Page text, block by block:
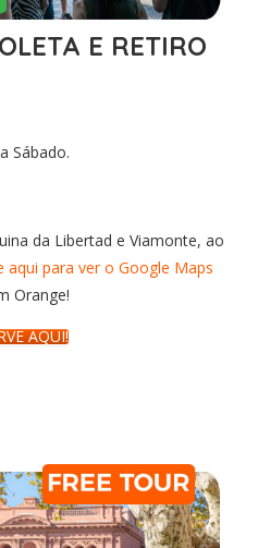
E RETIRO
Sábado.
da Libertad e Viamonte, ao
aqui para ver o Google Maps
Orange!
AQUI!